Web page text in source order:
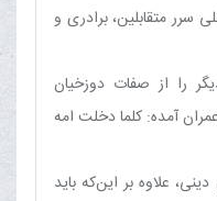
سرر متقابلین، برادری و
را از صفات دوزخیان
آیه 38 سوره آل عمران آمده: کلما دخلت امه
علاوه بر این‌که باید